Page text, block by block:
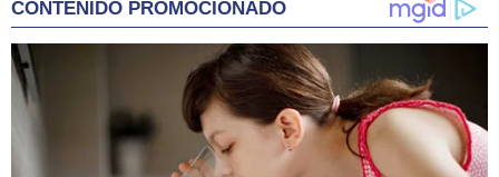
CONTENIDO PROMOCIONADO